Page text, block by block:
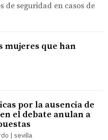
de seguridad en casos de
mujeres que han
por la ausencia de
el debate anulan a
| sevilla